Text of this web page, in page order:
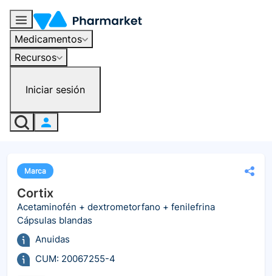
Medicamentos
Recursos
Iniciar sesión
Marca
Cortix
Acetaminofén + dextrometorfano + fenilefrina
Cápsulas blandas
Anuidas
CUM: 20067255-4